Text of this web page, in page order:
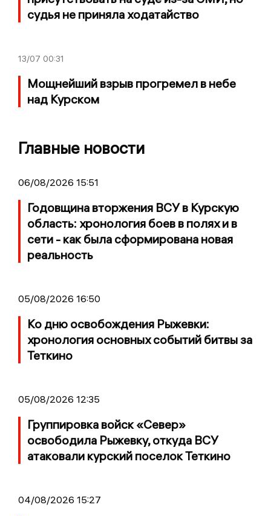
судья не приняла ходатайство
13/07 00:31
Мощнейший взрыв прогремел в небе
над Курском
Главные новости
06/08/2026 15:51
Годовщина вторжения ВСУ в Курскую
область: хронология боев в полях и в
сети - как была сформирована новая
реальность
05/08/2026 16:50
Ко дню освобождения Рыжевки:
хронология основных событий битвы за
Теткино
05/08/2026 12:35
Группировка войск «Север»
освободила Рыжевку, откуда ВСУ
атаковали курский поселок Теткино
04/08/2026 15:27